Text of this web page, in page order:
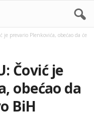
je prevario Plenkovića, obećao da će
Čović je
obećao da
BiH